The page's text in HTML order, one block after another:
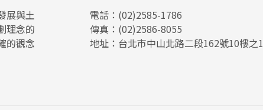
展與土
理念的
的觀念
電話： (02)2585-1786
傳真：(02)2586-8055
地址： 台北市中山北路二段162號10樓之1